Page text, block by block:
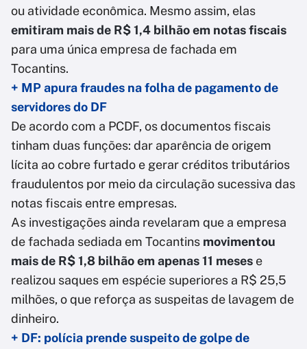
ou atividade econômica. Mesmo assim, elas
emitiram mais de R$ 1,4 bilhão em notas fiscais
para uma única empresa de fachada em
Tocantins.
+ MP apura fraudes na folha de pagamento de
servidores do DF
De acordo com a PCDF, os documentos fiscais
tinham duas funções: dar aparência de origem
lícita ao cobre furtado e gerar créditos tributários
fraudulentos por meio da circulação sucessiva das
notas fiscais entre empresas.
As investigações ainda revelaram que a empresa
de fachada sediada em Tocantins movimentou
mais de R$ 1,8 bilhão em apenas 11 meses e
realizou saques em espécie superiores a R$ 25,5
milhões, o que reforça as suspeitas de lavagem de
dinheiro.
+ DF: polícia prende suspeito de golpe de